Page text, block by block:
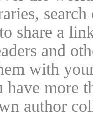
share a
and
with
have more
author